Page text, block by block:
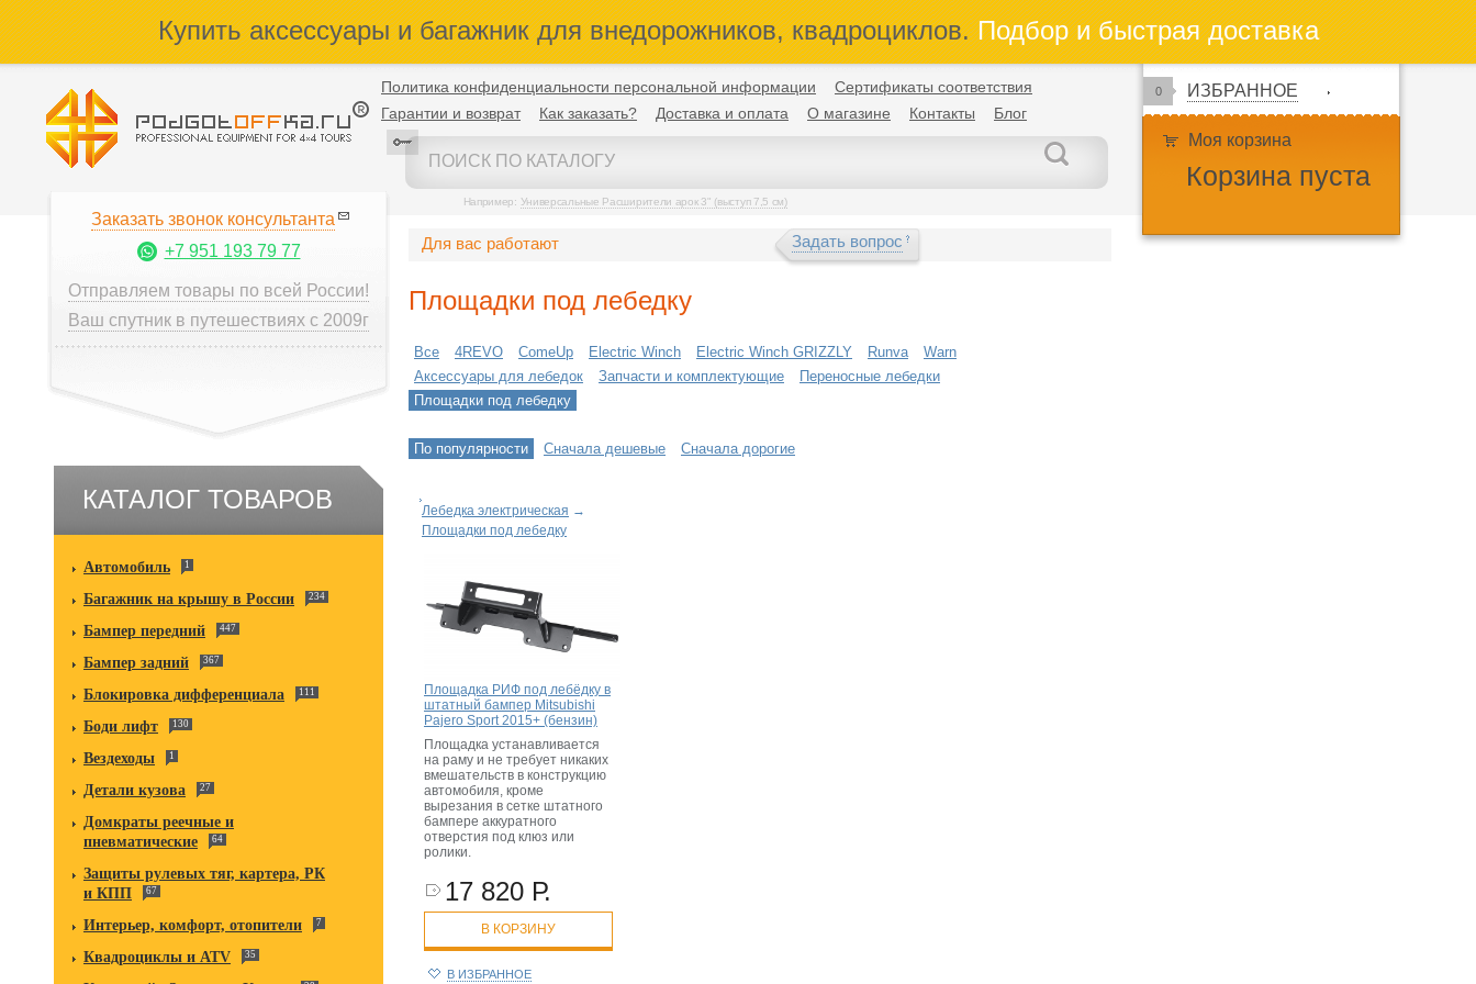
Купить аксессуары и багажник для внедорожников, квадроциклов.Подбор и быстрая доставка
Политика конфиденциальности персональной информации
Сертификаты соответствия
Гарантии и возврат
Как заказать? Доставка и оплата О магазине Контакты Блог
Например: Универсальные Расширители арок 3" (выступ 7,5 см)
0 ИЗБРАННОЕ
Моя корзина
Корзина пуста
Заказать звонок консультанта
+7 951 193 79 77
Отправляем товары по всей России!
Ваш спутник в путешествиях с 2009г
КАТАЛОГ ТОВАРОВ
Автомобиль 1
Багажник на крышу в России 234
Бампер передний 447
Бампер задний 367
Блокировка дифференциала 111
Боди лифт 130
Вездеходы 1
Детали кузова 27
Домкраты реечные и
пневматические
64
Защиты рулевых тяг, картера, РК
и КПП
67
Интерьер, комфорт, отопители 7
Квадроциклы и ATV 35
Для вас работают Задать вопрос
Площадки под лебедку
Все 4REVO ComeUp Electric Winch Electric Winch GRIZZLY Runva
Warn
Аксессуары для лебедок
Запчасти и комплектующие
Переносные лебедки
Площадки под лебедку
По популярности Сначала дешевые Сначала дорогие
Лебедка электрическая →
Площадки под лебедку
Площадка РИФ под лебёдку в
штатный бампер Mitsubishi
Pajero Sport 2015+ (бензин)
Площадка устанавливается
на раму и не требует никаких
вмешательств в конструкцию
автомобиля, кроме
вырезания в сетке штатного
бампере аккуратного
отверстия под клюз или
ролики.
17 820 Р.
В КОРЗИНУ
В ИЗБРАННОЕ